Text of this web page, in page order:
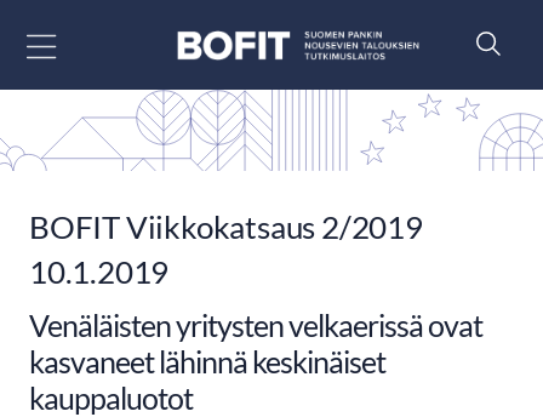
BOFIT Viikkokatsaus 2/2019
10.1.2019
Venäläisten yritysten velkaerissä ovat
kasvaneet lähinnä keskinäiset
kauppaluotot